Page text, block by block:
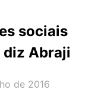
sociais
diz Abraji
de 2016